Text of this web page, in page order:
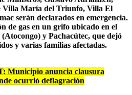
Villa María del Triunfo, Villa El
serán declarados en emergencia.
de gas en un grifo ubicado en el
y Pachacútec, que dejó
y varias familias afectadas.
Municipio anuncia clausura
ocurrió deflagración